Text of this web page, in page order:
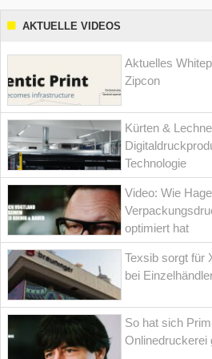
AKTUELLE VIDEOS
Aktuelles
Zipcon
Kürten &
Technologie
Video: Wie
optimiert hat
Texsib sorgt für
bei
So hat sich
Onlinedruckerei